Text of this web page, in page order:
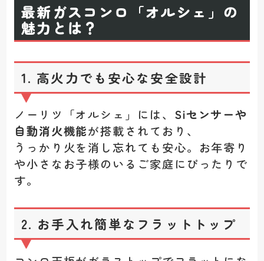
最新ガスコンロ「オルシェ」の
魅力とは？
1. 高火力でも安心な安全設計
ノーリツ「オルシェ」には、 Siセンサーや
自動消火機能が搭載されており、
うっかり火を消し忘れても安心。お年寄り
や小さなお子様のいるご家庭にぴったりで
す。
2. お手入れ簡単なフラットトップ